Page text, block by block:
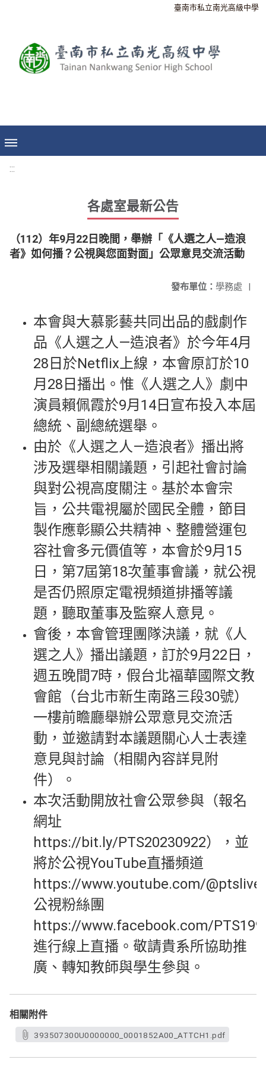
臺南市私立南光高級中學
:::
各處室最新公告
（112）年9月22日晚間，舉辦「《人選之人—造浪
者》如何播？公視與您面對面」公眾意見交流活動
發布單位： 學務處 |
本會與大慕影藝共同出品的戲劇作
品《人選之人—造浪者》於今年4月
28日於Netflix上線，本會原訂於10
月28日播出。惟《人選之人》劇中
演員賴佩霞於9月14日宣布投入本屆
總統、副總統選舉。
由於《人選之人—造浪者》播出將
涉及選舉相關議題，引起社會討論
與對公視高度關注。基於本會宗
旨，公共電視屬於國民全體，節目
製作應彰顯公共精神、整體營運包
容社會多元價值等，本會於9月15
日，第7屆第18次董事會議，就公視
是否仍照原定電視頻道排播等議
題，聽取董事及監察人意見。
會後，本會管理團隊決議，就《人
選之人》播出議題，訂於9月22日，
週五晚間7時，假台北福華國際文教
會館（台北市新生南路三段30號）
一樓前瞻廳舉辦公眾意見交流活
動，並邀請對本議題關心人士表達
意見與討論（相關內容詳見附
件）。
本次活動開放社會公眾參與（報名
網址
https://bit.ly/PTS20230922），並
將於公視YouTube直播頻道
https://www.youtube.com/
公視粉絲團
https://www.facebook.com/
進行線上直播。敬請貴系所協助推
廣、轉知教師與學生參與。
相關附件
393507300U0000000_0001852A00_ATTCH1.pdf